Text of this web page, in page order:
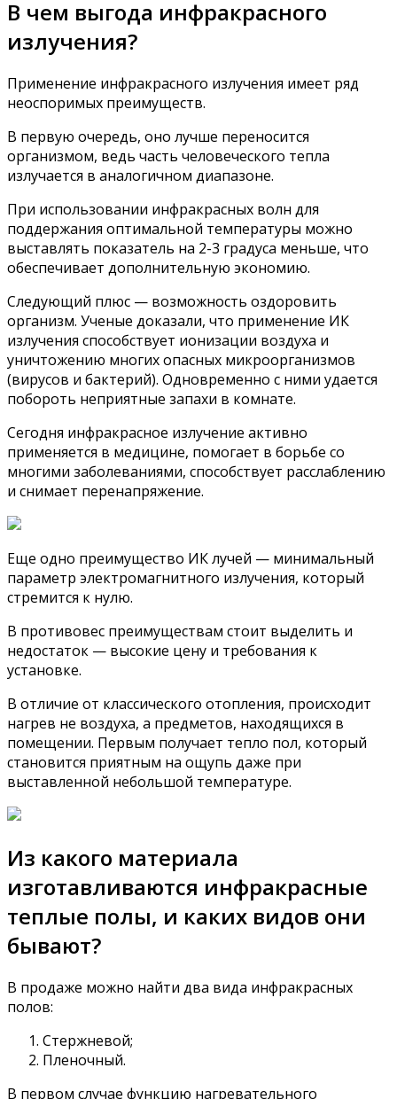
В чем выгода инфракрасного
излучения?
Применение инфракрасного излучения имеет ряд
неоспоримых преимуществ.
В первую очередь, оно лучше переносится
организмом, ведь часть человеческого тепла
излучается в аналогичном диапазоне.
При использовании инфракрасных волн для
поддержания оптимальной температуры можно
выставлять показатель на 2-3 градуса меньше, что
обеспечивает дополнительную экономию.
Следующий плюс — возможность оздоровить
организм. Ученые доказали, что применение ИК
излучения способствует ионизации воздуха и
уничтожению многих опасных микроорганизмов
(вирусов и бактерий). Одновременно с ними удается
побороть неприятные запахи в комнате.
Сегодня инфракрасное излучение активно
применяется в медицине, помогает в борьбе со
многими заболеваниями, способствует расслаблению
и снимает перенапряжение.
Еще одно преимущество ИК лучей — минимальный
параметр электромагнитного излучения, который
стремится к нулю.
В противовес преимуществам стоит выделить и
недостаток — высокие цену и требования к
установке.
В отличие от классического отопления, происходит
нагрев не воздуха, а предметов, находящихся в
помещении. Первым получает тепло пол, который
становится приятным на ощупь даже при
выставленной небольшой температуре.
Из какого материала
изготавливаются инфракрасные
теплые полы, и каких видов они
бывают?
В продаже можно найти два вида инфракрасных
полов:
Стержневой;
Пленочный.
В первом случае функцию нагревательного